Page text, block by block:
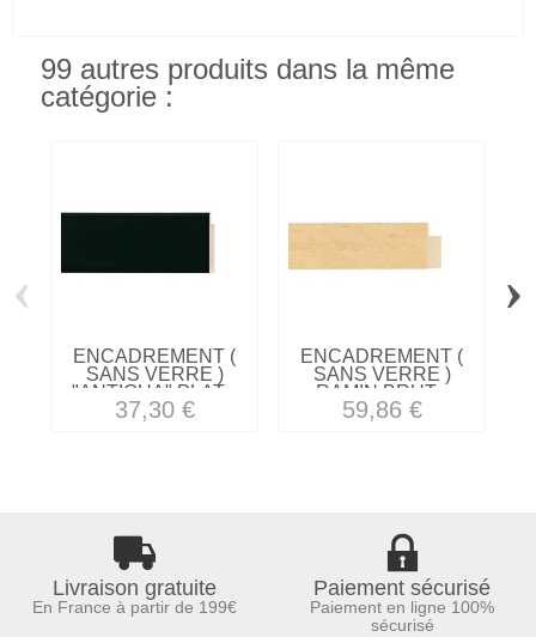
99 autres produits dans la même
catégorie :
ENCADREMENT (
SANS VERRE )
"ANTIGUA" PLAT...
37,30 €
ENCADREMENT (
SANS VERRE )
RAMIN BRUT...
59,86 €
‹ ›
Livraison gratuite
En France à partir de 199€
Paiement sécurisé
Paiement en ligne 100%
sécurisé